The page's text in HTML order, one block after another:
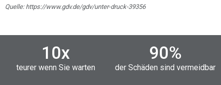
Quelle: https://www.gdv.de/gdv/unter-druck-39356
10x
teurer wenn Sie warten
90%
der Schäden sind vermeidbar